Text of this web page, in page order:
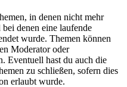
in denen nicht mehr
denen eine laufende
wurde. Themen können
Moderator oder
Eventuell hast du auch die
zu schließen, sofern dies
erlaubt wurde.